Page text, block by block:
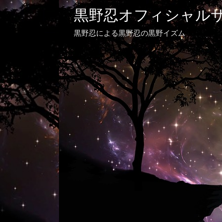
黒野忍オフィシャル
黒野忍による黒野忍の黒野イズム